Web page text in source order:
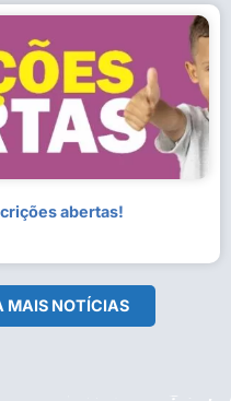
abertas!
MAIS NOTÍCIAS